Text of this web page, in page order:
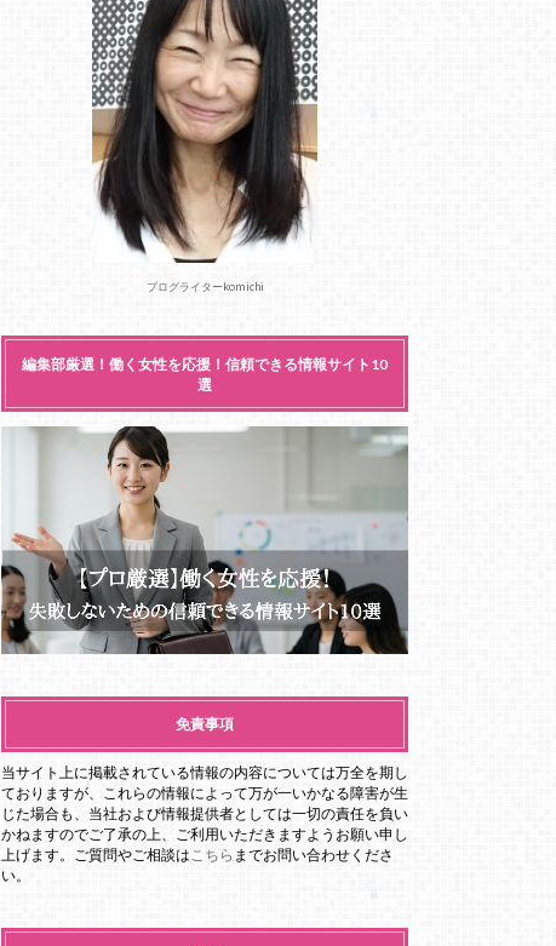
ブログライターkomichi
編集部厳選！働く女性を応援！信頼できる情報サイト10
選
免責事項
当サイト上に掲載されている情報の内容については万全を期し
ておりますが、これらの情報によって万が一いかなる障害が生
じた場合も、当社および情報提供者としては一切の責任を負い
かねますのでご了承の上、ご利用いただきますようお願い申し
上げます。ご質問やご相談は こちら までお問い合わせくださ
い。